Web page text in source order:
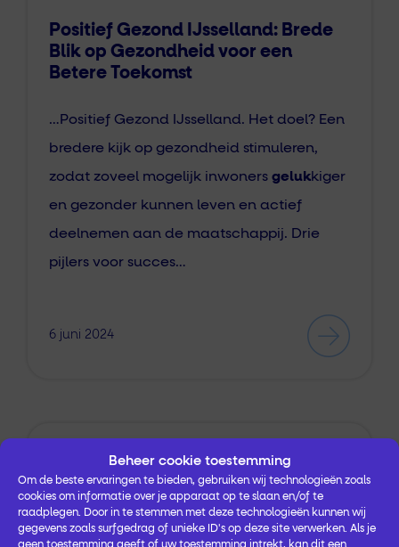
Beheer cookie toestemming
Om de beste ervaringen te bieden, gebruiken wij technologieën zoals
cookies om informatie over je apparaat op te slaan en/of te
raadplegen. Door in te stemmen met deze technologieën kunnen wij
gegevens zoals surfgedrag of unieke ID's op deze site verwerken. Als je
Positief Gezond IJsselland: Brede
Blik op Gezondheid voor een
Betere Toekomst
…Positief Gezond IJsselland. Het doel? Een
bredere kijk op gezondheid stimuleren,
zodat zoveel mogelijk inwoners gelukkiger
en gezonder kunnen leven en actief
deelnemen aan de maatschappij. Drie
pijlers voor succes…
6 juni 2024
Centraal Gelderland Geboortezorg
Voor alle kinderen in Arnhem een
kansrijke start